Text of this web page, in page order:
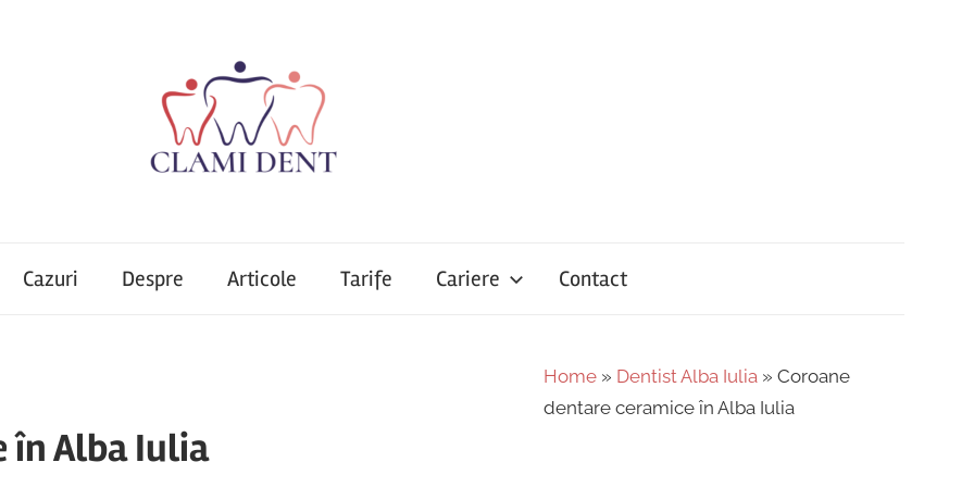
Cazuri Despre Articole Tarife Cariere Contact
în Alba Iulia
Home » Dentist Alba Iulia » Coroane
dentare ceramice în Alba Iulia